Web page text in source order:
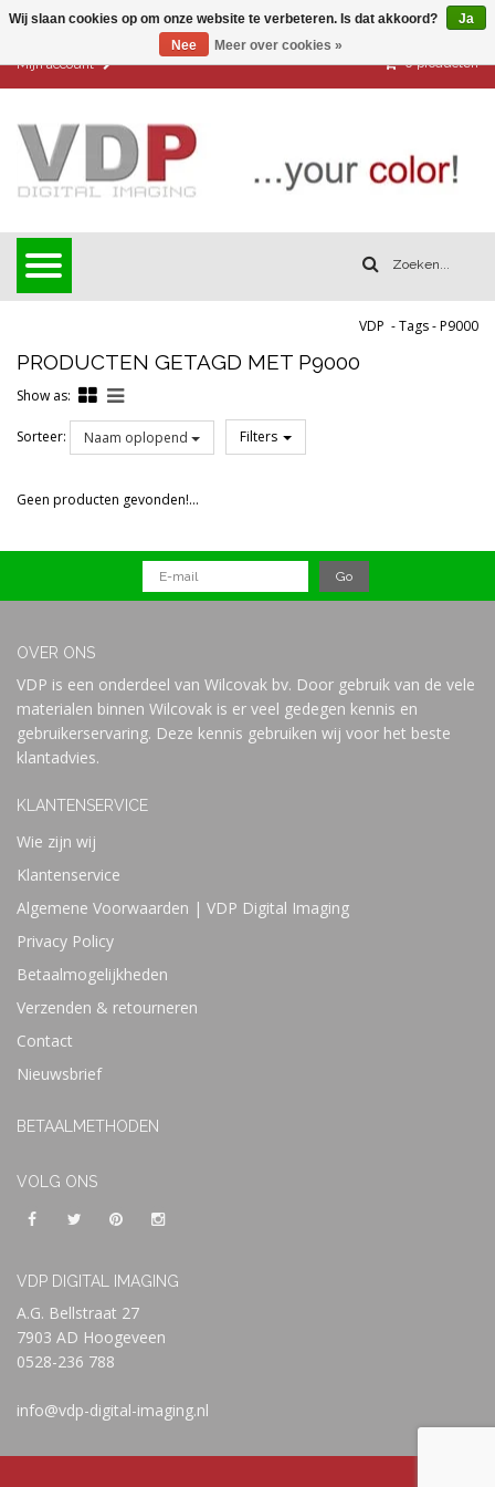
Mijn account 0 producten
VDP -Tags-P9000
PRODUCTEN GETAGD MET P9000
Show as:
Sorteer: Naam oplopend Filters
Prijs
Geen producten gevonden!...
OVER ONS
VDP is een onderdeel van Wilcovak bv. Door gebruik van de vele
materialen binnen Wilcovak is er veel gedegen kennis en
gebruikerservaring. Deze kennis gebruiken wij voor het beste
klantadvies.
KLANTENSERVICE
Wie zijn wij
Klantenservice
Algemene Voorwaarden | VDP Digital Imaging
Privacy Policy
Betaalmogelijkheden
Verzenden & retourneren
Contact
Nieuwsbrief
BETAALMETHODEN
VOLG ONS
VDP DIGITAL IMAGING
A.G. Bellstraat 27
7903 AD Hoogeveen
0528-236 788
info@vdp-digital-imaging.nl
Wij slaan cookies op om onze website te verbeteren. Is dat akkoord?
Ja
Nee
Meer over cookies »